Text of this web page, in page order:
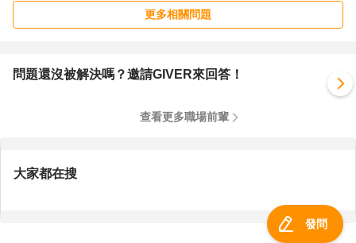
更多相關問題
問題還沒被解決嗎？邀請GIVER來回答！
查看更多職場前輩
大家都在搜
發問